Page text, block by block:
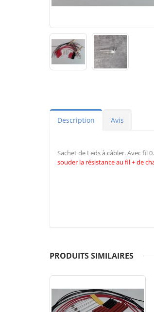
Description Avis
Sachet de Leds à câbler. Avec fil
souder la résistance au fil + de
PRODUITS SIMILAIRES